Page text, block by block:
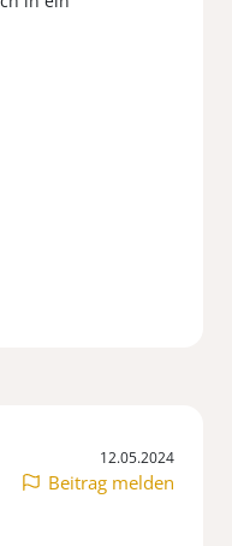
12.05.2024
Beitrag melden